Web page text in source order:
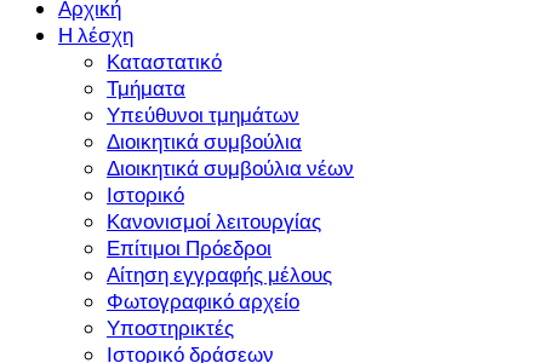
Αρχική
Η λέσχη
Καταστατικό
Τμήματα
Υπεύθυνοι τμημάτων
Διοικητικά συμβούλια
Διοικητικά συμβούλια νέων
Ιστορικό
Κανονισμοί λειτουργίας
Επίτιμοι Πρόεδροι
Αίτηση εγγραφής μέλους
Φωτογραφικό αρχείο
Υποστηρικτές
Ιστορικό δράσεων